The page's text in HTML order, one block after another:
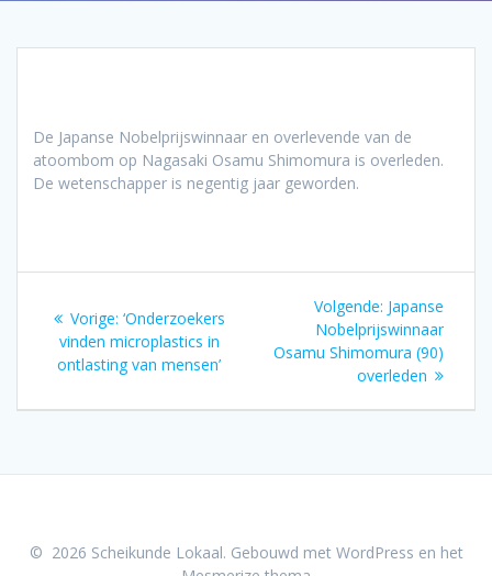
De Japanse Nobelprijswinnaar en overlevende van de
atoombom op Nagasaki Osamu Shimomura is overleden.
De wetenschapper is negentig jaar geworden.
navigatie
Vorige: Vorig
bericht:
‘Onderzoekers
vinden microplastics in
ontlasting van mensen’
Volgende: Volgend
bericht:
Japanse
Nobelprijswinnaar
Osamu Shimomura (90)
overleden
© 2026 Scheikunde Lokaal. Gebouwd met WordPress en het